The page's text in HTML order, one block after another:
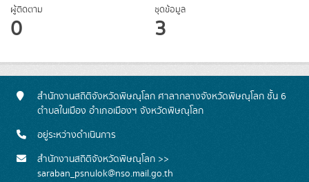
ผู้ติดตาม
0
ชุดข้อมูล
3
สำนักงานสถิติจังหวัดพิษณุโลก ศาลากลางจังหวัดพิษณุโลก ชั้น 6
ตำบลในเมือง อำเภอเมืองฯ จังหวัดพิษณุโลก
อยู่ระหว่างดำเนินการ
สำนักงานสถิติจังหวัดพิษณุโลก >>
saraban_psnulok@nso.mail.go.th